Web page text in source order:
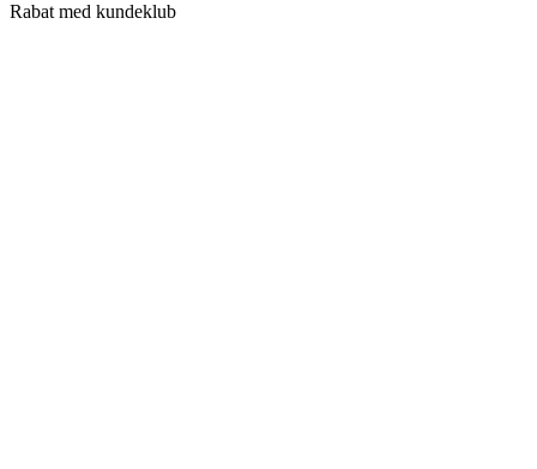
Rabat med kundeklub